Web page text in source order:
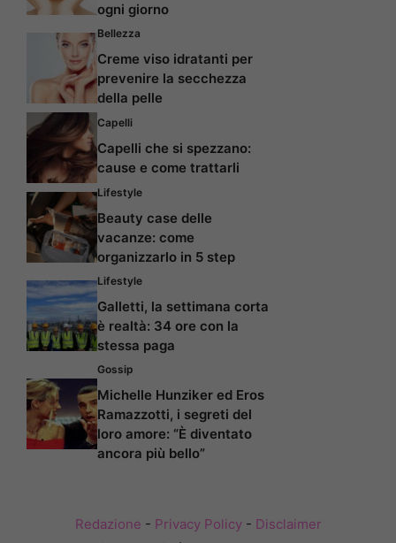
ogni giorno
Bellezza
Creme viso idratanti per
prevenire la secchezza
della pelle
Capelli
Capelli che si spezzano:
cause e come trattarli
Lifestyle
Beauty case delle
vacanze: come
organizzarlo in 5 step
Lifestyle
Galletti, la settimana corta
è realtà: 34 ore con la
stessa paga
Gossip
Michelle Hunziker ed Eros
Ramazzotti, i segreti del
loro amore: “È diventato
ancora più bello”
Redazione - Privacy Policy- Disclaimer